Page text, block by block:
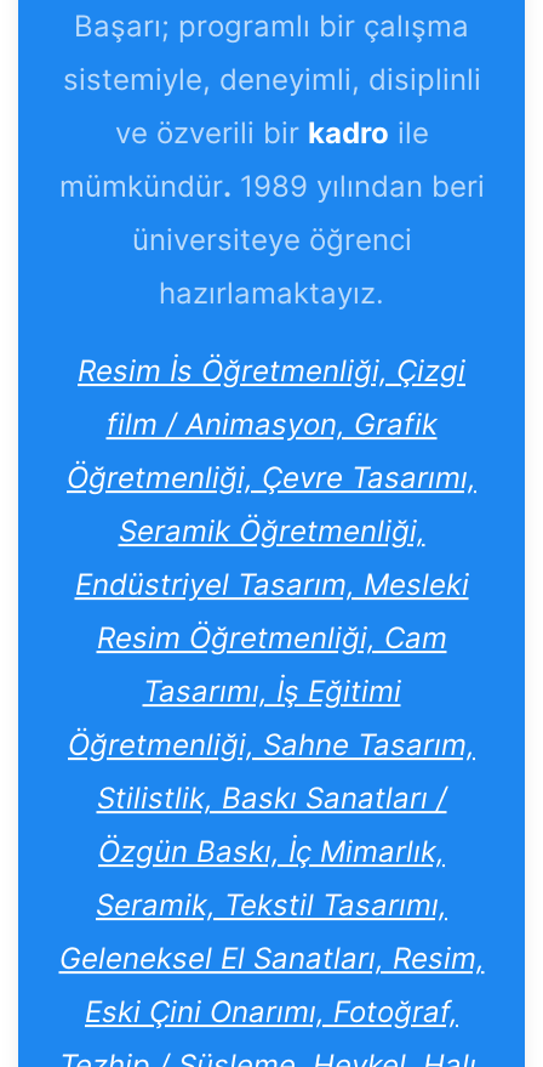
Başarı; programlı bir çalışma
sistemiyle, deneyimli, disiplinli
ve özverili bir kadro ile
mümkündür. 1989 yılından beri
üniversiteye öğrenci
hazırlamaktayız.
Resim İs Öğretmenliği, Çizgi
film / Animasyon, Grafik
Öğretmenliği, Çevre Tasarımı,
Seramik Öğretmenliği,
Endüstriyel Tasarım, Mesleki
Resim Öğretmenliği, Cam
Tasarımı, İş Eğitimi
Öğretmenliği, Sahne Tasarım,
Stilistlik, Baskı Sanatları /
Özgün Baskı, İç Mimarlık,
Seramik, Tekstil Tasarımı,
Geleneksel El Sanatları, Resim,
Eski Çini Onarımı, Fotoğraf,